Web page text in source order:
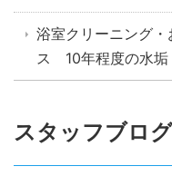
浴室クリーニング
ス 10年程度の水垢
スタッフブログ